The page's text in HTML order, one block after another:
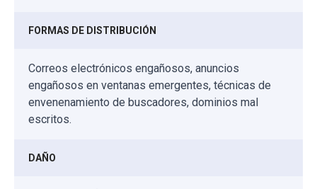
FORMAS DE DISTRIBUCIÓN
Correos electrónicos engañosos, anuncios
engañosos en ventanas emergentes, técnicas de
envenenamiento de buscadores, dominios mal
escritos.
DAÑO